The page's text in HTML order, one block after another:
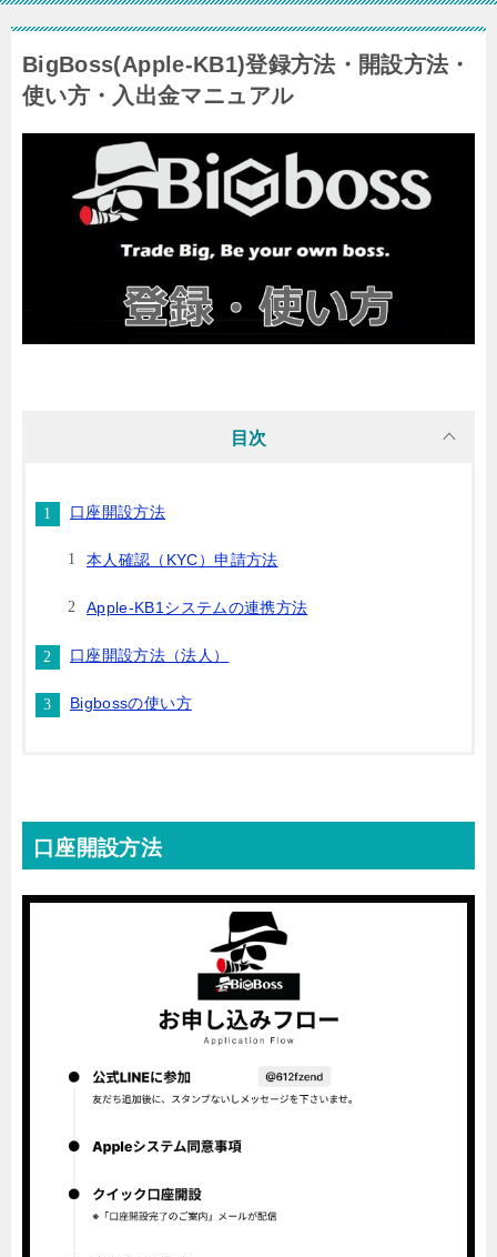
BigBoss(Apple-KB1)登録方法・開設方法・
使い方・入出金マニュアル
目次
口座開設方法
本人確認（KYC）申請方法
Apple-KB1システムの連携方法
口座開設方法（法人）
Bigbossの使い方
口座開設方法